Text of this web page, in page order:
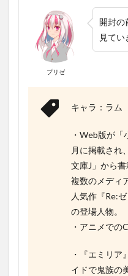
1.7
他
の”ラ
ムち
ゃ
ギュ
ア
1.7.1
『BiCute
Bunnies
Figureー
ラム・チ
ャイナ・
アンティ
ークver.
プリゼ
開封の
見てい
キャラ：ラム
・Web版が
月に掲載され
文庫J」から
複数のメディ
人気作『Re:
の登場人物。
・アニメでの
・『エミリア
イドで鬼族の